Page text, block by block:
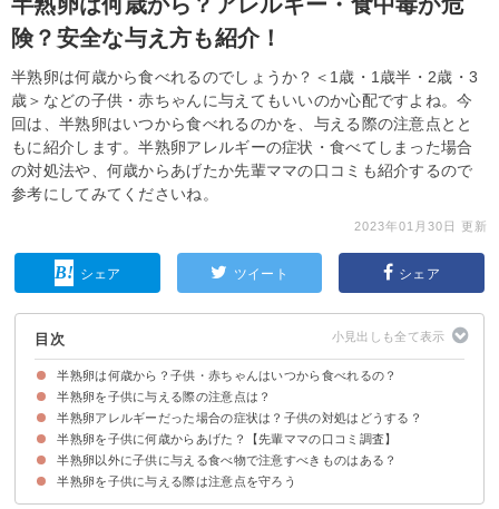
険？安全な与え方も紹介！
半熟卵は何歳から食べれるのでしょうか？＜1歳・1歳半・2歳・3
歳＞などの子供・赤ちゃんに与えてもいいのか心配ですよね。今
回は、半熟卵はいつから食べれるのかを、与える際の注意点とと
もに紹介します。半熟卵アレルギーの症状・食べてしまった場合
の対処法や、何歳からあげたか先輩ママの口コミも紹介するので
参考にしてみてくださいね。
2023年01月30日 更新
シェア ツイート シェア
目次
半熟卵は何歳から？子供・赤ちゃんはいつから食べれるの？
半熟卵を子供に与えるのは3歳を過ぎてから
半熟卵を子供に与える際の注意点は？
①まずは少量の半熟卵で様子を見る
②子供の調子が良い日に与える
③病院にいけるような状況にしておく
半熟卵アレルギーだった場合の症状は？子供の対処はどうする？
半熟卵アレルギーの症状
半熟卵アレルギーの症状がある場合はすぐに医療機関を受診
半熟卵を子供に何歳からあげた？【先輩ママの口コミ調査】
半熟卵以外に子供に与える食べ物で注意すべきものはある？
半熟卵を子供に与える際は注意点を守ろう